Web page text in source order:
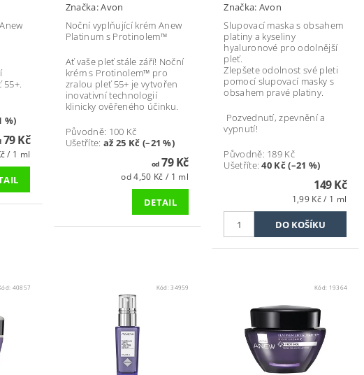
55+.
%)
79 Kč
/ 1 ml
Značka:Avon
Noční vyplňující krém Anew
Platinum s Protinolem™
Ať vaše pleť stále září! Noční
krém s Protinolem™ pro
zralou pleť 55+ je vytvořen
inovativní technologií
klinicky ověřeného účinku.
Původně: 100 Kč
Ušetříte:až 25 Kč (–21 %)
od79 Kč
od 4,50 Kč / 1 ml
DETAIL
Značka: Avon
Slupovací maska ​​s obsahem
platiny a kyseliny
hyaluronové pro odolnější
pleť.
Zlepšete odolnost své pleti
pomocí slupovací masky s
obsahem pravé platiny.
Pozvednutí, zpevnění a
vypnutí!
Původně: 189 Kč
Ušetříte:40 Kč (–21 %)
149 Kč
1,99 Kč / 1 ml
40857 Kód:34959 Kód: 19364